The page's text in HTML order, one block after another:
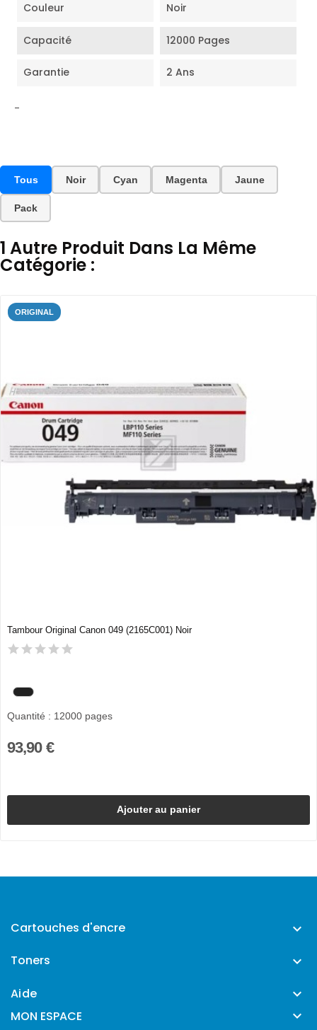
Couleur Noir
Capacité 12000 Pages
Garantie 2 Ans
-
Tous Noir Cyan Magenta Jaune
Pack
1 Autre Produit Dans La Même
Catégorie :
ORIGINAL
Tambour Original Canon 049 (2165C001) Noir
Quantité : 12000 pages
93,90 €
Ajouter au panier
Cartouches d'encre 
Toners 
Aide 
MON ESPACE 